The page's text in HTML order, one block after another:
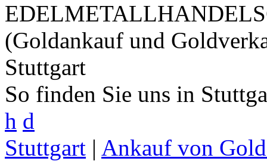
(Goldankauf und
Stuttgart
So finden Sie uns in
h d
Stuttgart | Ankauf von